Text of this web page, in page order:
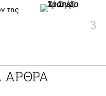
της
ΑΡΘΡΑ